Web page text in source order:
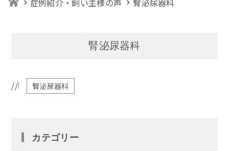
腎泌尿器科
// 腎泌尿器科
カテゴリー